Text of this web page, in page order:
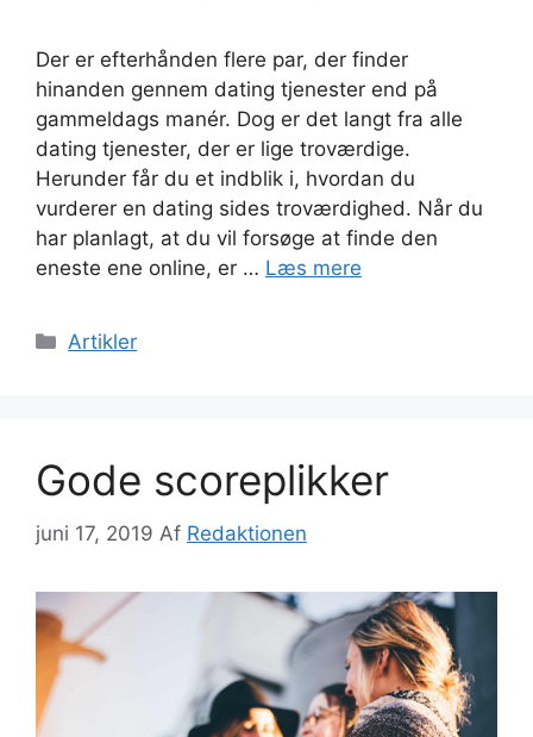
Der er efterhånden flere par, der finder
hinanden gennem dating tjenester end på
gammeldags manér. Dog er det langt fra alle
dating tjenester, der er lige troværdige.
Herunder får du et indblik i, hvordan du
vurderer en dating sides troværdighed. Når du
har planlagt, at du vil forsøge at finde den
eneste ene online, er … Læs mere
Kategorier
Artikler
Gode scoreplikker
juni 17, 2019 Af Redaktionen